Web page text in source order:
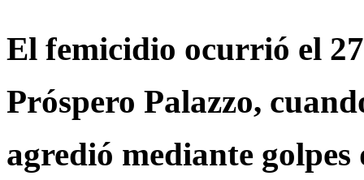
El femicidio ocurrió el
Próspero Palazzo,
agredió mediante